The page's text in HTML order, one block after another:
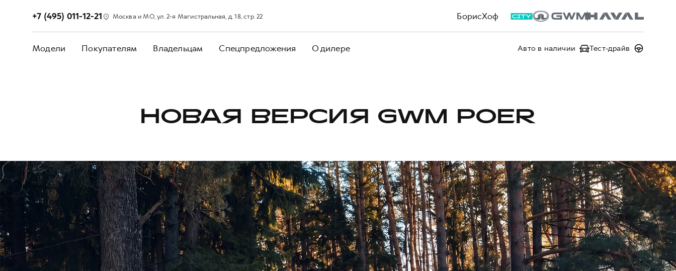
БорисХоф
+7 (495) 011-12-21 Москва и МО, ул. 2-я Магистральная, д. 18, стр. 22
Модели Покупателям Владельцам Спецпредложения О дилере Авто в наличии Тест-драйв
НОВАЯ ВЕРСИЯ GWM POER